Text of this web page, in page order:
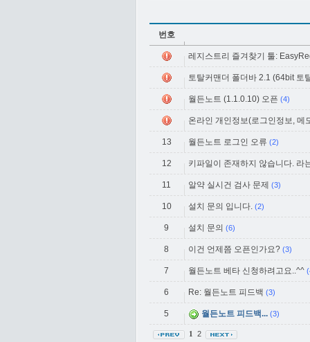
번호
레지스트리 즐겨찾기 툴:
토탈커맨더 폴더바 2.1 (64bit 토
월든노트 (1.1.0.10) 오픈 (4)
온라인 개인정보(로그인정보, 메
13 월든노트 로그인 오류 (2)
12 키파일이 존재하지 않습니다. 라
11 알약 실시건 검사 문제 (3)
10 설치 문의 입니다. (2)
9 설치 문의 (6)
8 이건 언제쯤 오픈인가요? (3)
7 월든노트 베타 신청하려고요..^^
6 Re: 월든노트 피드백 (3)
5 월든노트 피드백... (3)
1 2